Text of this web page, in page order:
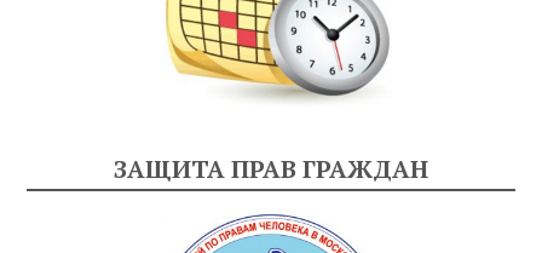
ЗАЩИТА ПРАВ ГРАЖДАН